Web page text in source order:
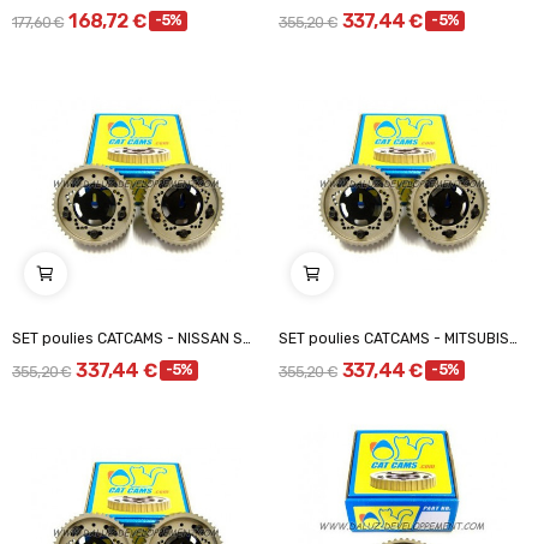
177,60 € 168,72 € -5% 355,20 € 337,44 € -5%
SET poulies CATCAMS - NISSAN SR20
355,20 € 337,44 € -5%
SET poulies CATCAMS - MITSUBISHI COLT GTI 16V /...
355,20 € 337,44 € -5%